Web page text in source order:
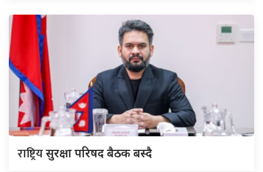
राष्ट्रियसुरक्षा परिषद बैठक बस्दै